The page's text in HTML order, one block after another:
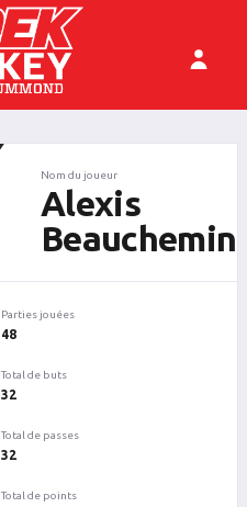
Nom du joueur
Alexis
Beauchemin
Parties jouées
48
Total de buts
32
Total de passes
32
Total de points